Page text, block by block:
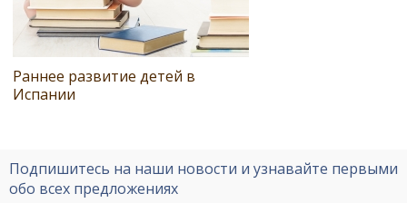
Раннее развитие детей в
Испании
Подпишитесь на наши новости и узнавайте первыми
обо всех предложениях